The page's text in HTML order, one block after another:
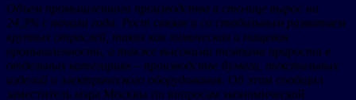
Объем промышленного производства в столице вырос на
24,3% с начала года. Рост связан и со стабильным развитием
крупных отраслей, таких как химическая и пищевая
промышленность, а также высокими темпами прироста в
отдельных категориях – производстве бумаги, текстильных
изделий и электрического оборудования. Об этом сообщил
заместитель мэра Москвы по вопросам экономической